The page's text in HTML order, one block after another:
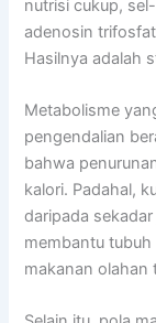
nutrisi cukup,
adenosin
Hasilnya adalah
Metabolisme
pengendalian
bahwa
kalori. Padahal,
daripada
membantu
makanan olahan